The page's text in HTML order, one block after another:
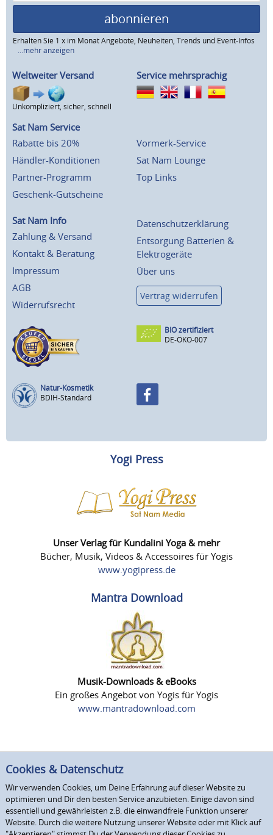
abonnieren
Erhalten Sie 1 x im Monat Angebote, Neuheiten, Trends und Event-Infos
...mehr anzeigen
Weltweiter Versand
Unkompliziert, sicher, schnell
Service mehrsprachig
Sat Nam Service
Rabatte bis 20%
Händler-Konditionen
Partner-Programm
Geschenk-Gutscheine
Vormerk-Service
Sat Nam Lounge
Top Links
Sat Nam Info
Zahlung & Versand
Kontakt & Beratung
Impressum
AGB
Widerrufsrecht
Datenschutzerklärung
Entsorgung Batterien &
Elektrogeräte
Über uns
Vertrag widerrufen
BIO zertifiziert
DE-ÖKO-007
Natur-Kosmetik
BDIH-Standard
Yogi Press
Unser Verlag für Kundalini Yoga & mehr
Bücher, Musik, Videos & Accessoires für Yogis
www.yogipress.de
Mantra Download
Musik-Downloads & eBooks
Ein großes Angebot von Yogis für Yogis
www.mantradownload.com
Cookies & Datenschutz
Wir verwenden Cookies, um Deine Erfahrung auf dieser Website zu
optimieren und Dir den besten Service anzubieten. Einige davon sind
essentiell und gewährleisten z.B. die einwandfreie Funktion unserer
Website. Durch die weitere Nutzung unserer Website oder mit Klick auf